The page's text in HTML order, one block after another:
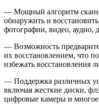
— Мощный алгоритм
обнаружить и
фотографии, видео, аудио,
— Возможность
их восстановлением, что
избежать восстановления
— Поддержка различных
включая жесткие диски,
цифровые камеры и многое